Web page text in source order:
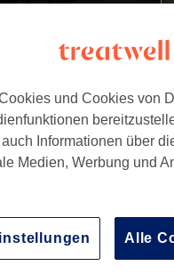
, Berlin, 13403
und Cookies von
Informationen über
Medien, Werbung und
Alle